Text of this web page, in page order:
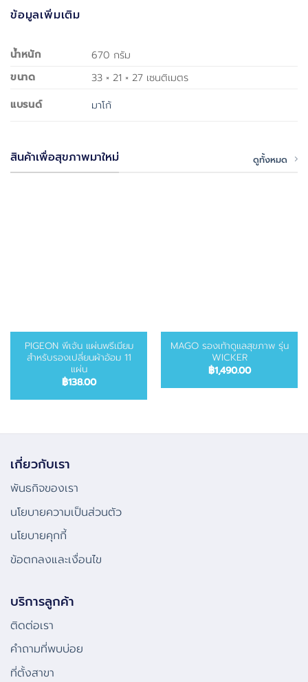
ข้อมูลเพิ่มเติม
น้ำหนัก
670 กรัม
ขนาด
33 × 21 × 27 เซนติเมตร
แบรนด์
มาโก้
สินค้าเพื่อสุขภาพมาใหม่ ดูทั้งหมด
PIGEON พีเจ้น แผ่นพรีเมียม
สำหรับรองเปลี่ยนผ้าอ้อม 11
แผ่น
฿138.00
MAGO รองเท้าดูแลสุขภาพ รุ่น
WICKER
฿1,490.00
เกี่ยวกับเรา
พันธกิจของเรา
นโยบายความเป็นส่วนตัว
นโยบายคุกกี้
ข้อตกลงและเงื่อนไข
บริการลูกค้า
ติดต่อเรา
คําถามที่พบบ่อย
ที่ตั้งสาขา